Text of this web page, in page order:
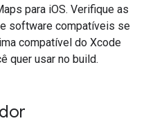
para iOS. Verifique as
software compatíveis se
compatível do Xcode
quer usar no build.